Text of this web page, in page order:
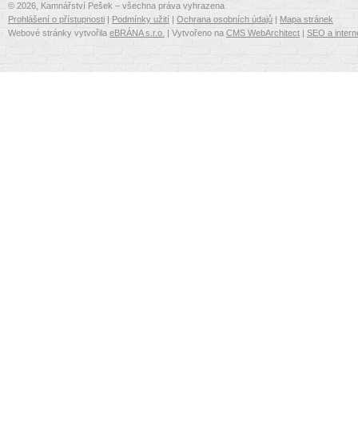
© 2026, Kamnářství Pešek – všechna práva vyhrazena
Prohlášení o přístupnosti | Podmínky užití | Ochrana osobních údajů | Mapa stránek
Webové stránky vytvořila eBRÁNA s.r.o. | Vytvořeno na CMS WebArchitect | SEO a